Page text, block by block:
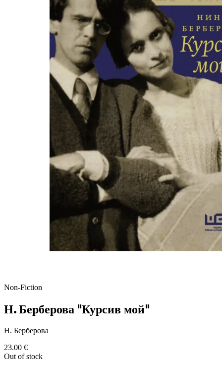
Non-Fiction
Н. Берберова "Курсив мой"
Н. Берберова
23.00 €
Out of stock